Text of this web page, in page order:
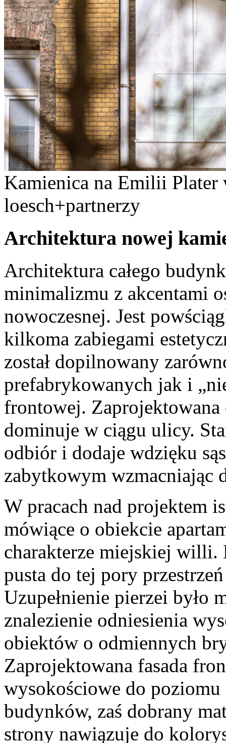
Kamienica na Emilii Plater
loesch+partnerzy
Architektura nowej
Architektura całego
minimalizmu z akcentami
nowoczesnej. Jest
kilkoma zabiegami
został dopilnowany
prefabrykowanych jak i
frontowej. Zaprojektowana
dominuje w ciągu ulicy.
odbiór i dodaje wdzięku
zabytkowym wzmacniając
W pracach nad projektem
mówiące o obiekcie
charakterze miejskiej willi.
pusta do tej pory
Uzupełnienie pierzei było
znalezienie odniesienia
obiektów o odmiennych
Zaprojektowana fasada
wysokościowe do
budynków, zaś dobrany
strony nawiązuje do